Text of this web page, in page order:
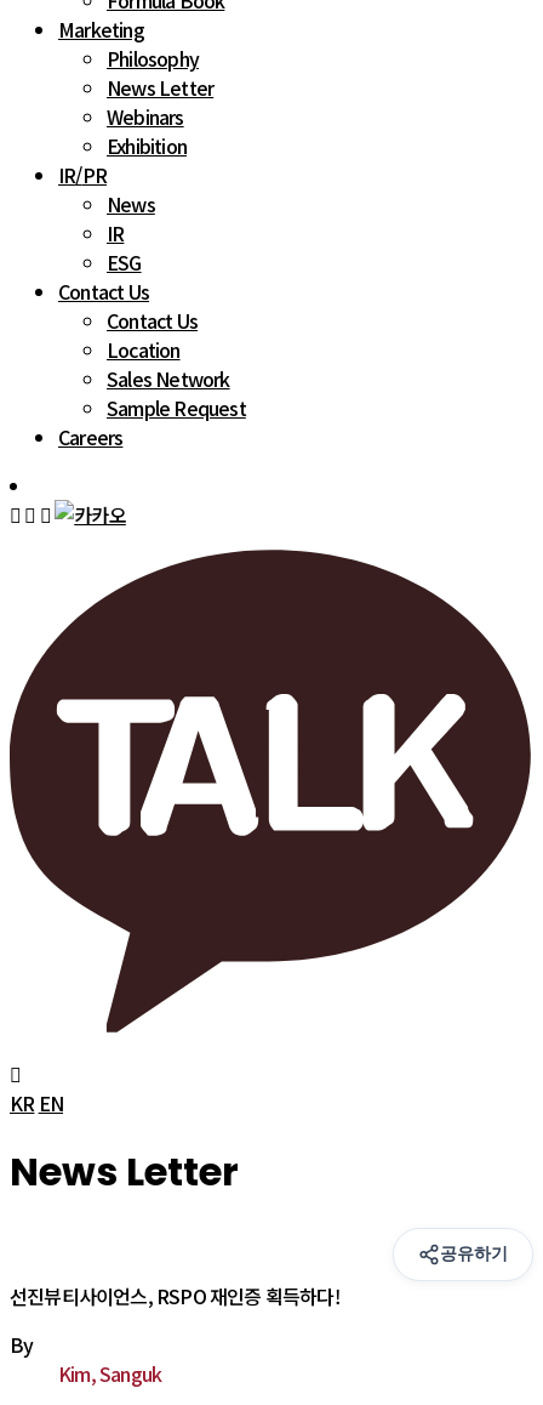
Marketing
Philosophy
News Letter
Webinars
Exhibition
IR/PR
News
IR
ESG
Contact Us
Contact Us
Location
Sales Network
Sample Request
Careers
KR EN
News Letter
공유하기
선진뷰티사이언스, RSPO 재인증 획득하다!
By
Kim, Sanguk